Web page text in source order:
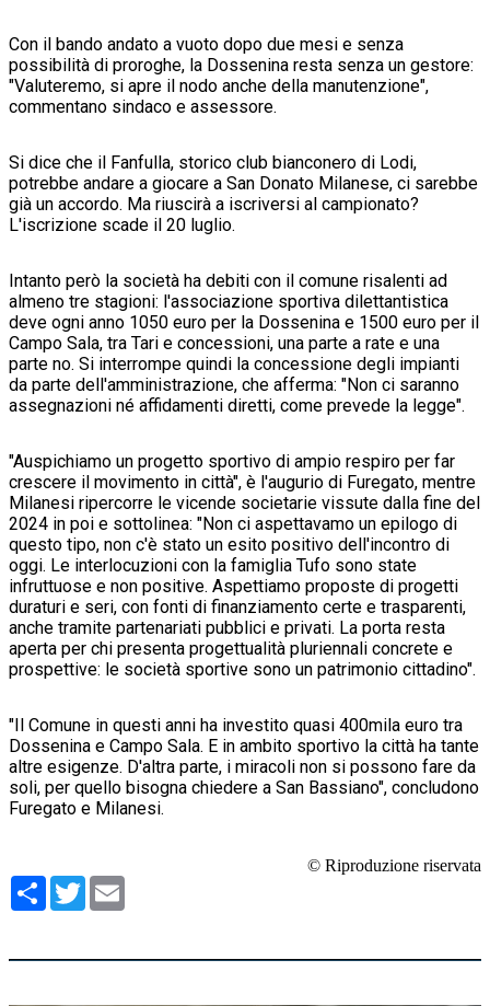
Con il bando andato a vuoto dopo due mesi e senza
possibilità di proroghe, la Dossenina resta senza un gestore:
"Valuteremo, si apre il nodo anche della manutenzione",
commentano sindaco e assessore.
Si dice che il Fanfulla, storico club bianconero di Lodi,
potrebbe andare a giocare a San Donato Milanese, ci sarebbe
già un accordo. Ma riuscirà a iscriversi al campionato?
L'iscrizione scade il 20 luglio.
Intanto però la società ha debiti con il comune risalenti ad
almeno tre stagioni: l'associazione sportiva dilettantistica
deve ogni anno 1050 euro per la Dossenina e 1500 euro per il
Campo Sala, tra Tari e concessioni, una parte a rate e una
parte no. Si interrompe quindi la concessione degli impianti
da parte dell'amministrazione, che afferma: "Non ci saranno
assegnazioni né affidamenti diretti, come prevede la legge".
"Auspichiamo un progetto sportivo di ampio respiro per far
crescere il movimento in città", è l'augurio di Furegato, mentre
Milanesi ripercorre le vicende societarie vissute dalla fine del
2024 in poi e sottolinea: "Non ci aspettavamo un epilogo di
questo tipo, non c'è stato un esito positivo dell'incontro di
oggi. Le interlocuzioni con la famiglia Tufo sono state
infruttuose e non positive. Aspettiamo proposte di progetti
duraturi e seri, con fonti di finanziamento certe e trasparenti,
anche tramite partenariati pubblici e privati. La porta resta
aperta per chi presenta progettualità pluriennali concrete e
prospettive: le società sportive sono un patrimonio cittadino".
"Il Comune in questi anni ha investito quasi 400mila euro tra
Dossenina e Campo Sala. E in ambito sportivo la città ha tante
altre esigenze. D'altra parte, i miracoli non si possono fare da
soli, per quello bisogna chiedere a San Bassiano", concludono
Furegato e Milanesi.
© Riproduzione riservata
Condividi
Twitter